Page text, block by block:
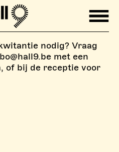
Mobile
nodig? Vraag
met een
of bij de receptie voor